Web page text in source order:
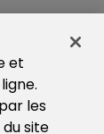
et
les
site